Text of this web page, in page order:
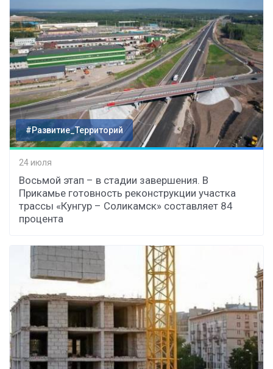
#Развитие_Территорий
24 июля
Восьмой этап – в стадии завершения. В
Прикамье готовность реконструкции участка
трассы «Кунгур – Соликамск» составляет 84
процента